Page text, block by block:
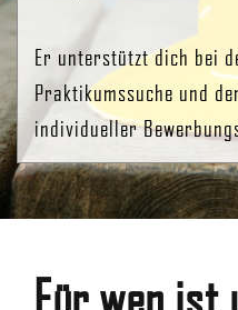
Er unterstützt dich bei
Praktikumssuche und
individueller
Für wen ist